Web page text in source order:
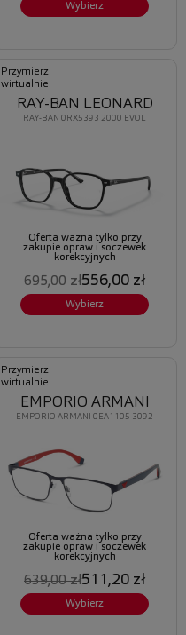
Wybierz
Przymierz
wirtualnie
RAY-BAN 0RX5393 2000 EVOL
RAY-BAN LEONARD
Oferta ważna tylko przy
zakupie opraw i soczewek
korekcyjnych
695,00 zł556,00 zł
Wybierz
Przymierz
wirtualnie
EMPORIO ARMANI 0EA1105 3092
EMPORIO ARMANI
Oferta ważna tylko przy
zakupie opraw i soczewek
korekcyjnych
639,00 zł511,20 zł
Wybierz